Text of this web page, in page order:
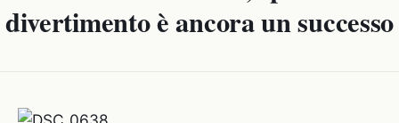
divertimento è ancora un successo